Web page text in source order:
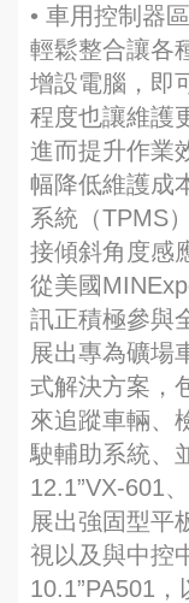
• 車用控制器
輕鬆整合讓各
增設電腦，即
程度也讓維護
進而提升作業
幅降低維護成
系統（TPMS
接傾斜角度感
從美國
訊正積極參與
展出專為礦場
式解決方案，
來追蹤車輛、
駛輔助系統、
12.1”VX-601
展出強固型平
視以及與中控
10.1”PA501